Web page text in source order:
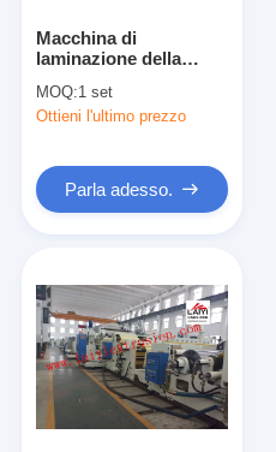
Macchina di
laminazione della
macchina del PE dello
strato di plastica
MOQ:1 set
Ottieni l'ultimo prezzo
Parla adesso.